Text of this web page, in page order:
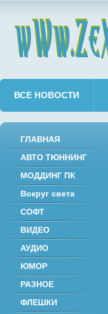
ВСЕ НОВОСТИ
ГЛАВНАЯ
АВТО ТЮННИНГ
МОДДИНГ ПК
Вокруг света
СОФТ
ВИДЕО
АУДИО
ЮМОР
РАЗНОЕ
ФЛЕШКИ